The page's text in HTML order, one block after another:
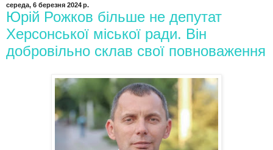
середа, 6 березня 2024 р.
Юрій Рожков більше не депутат
Херсонської міської ради. Він
добровільно склав свої повноваження